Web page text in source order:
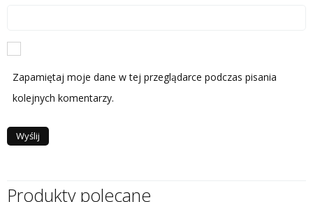
Zapamiętaj moje dane w tej przeglądarce podczas pisania
kolejnych komentarzy.
Produkty polecane